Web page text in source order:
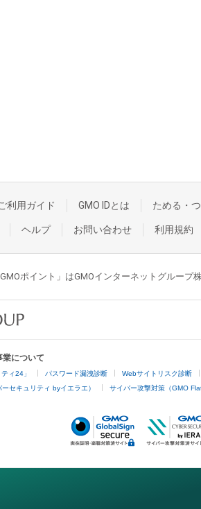
利用ガイド GMO IDとは ためる・
ヘルプ お問い合わせ 利用規約
GMOポイント」はGMOインターネットグルー
業について
ィ24」 パスワード漏洩診断 Webサイトリスク診断
セキュリティ byイエラエ） サイバー攻撃対策（GMO